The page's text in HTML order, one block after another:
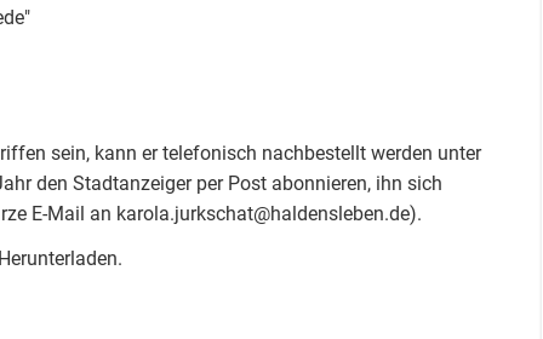
sein, kann er telefonisch nachbestellt werden unter
den Stadtanzeiger per Post abonnieren, ihn sich
E-Mail an karola.jurkschat@haldensleben.de).